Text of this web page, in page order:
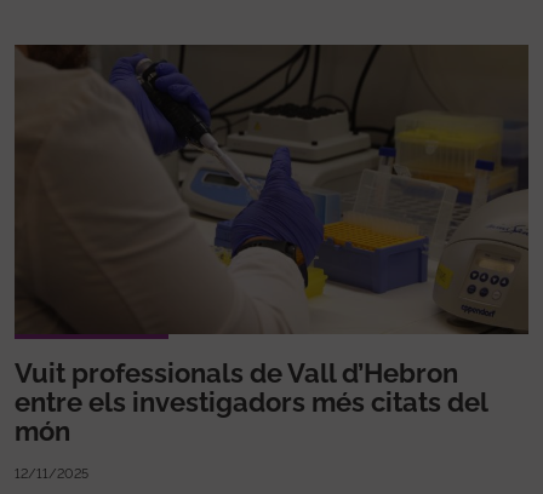
Vuit professionals de Vall d’Hebron
entre els investigadors més citats del
món
12/11/2025